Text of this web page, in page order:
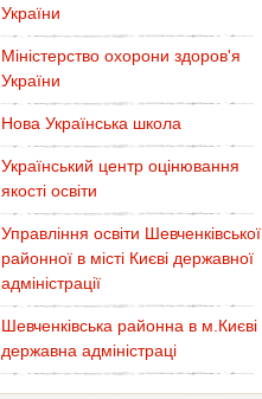
України
Міністерство охорони здоров'я
України
Нова Українська школа
Український центр оцінювання
якості освіти
Управління освіти Шевченківської
районної в місті Києві державної
адміністрації
Шевченківська районна в м.Києві
державна адміністраці